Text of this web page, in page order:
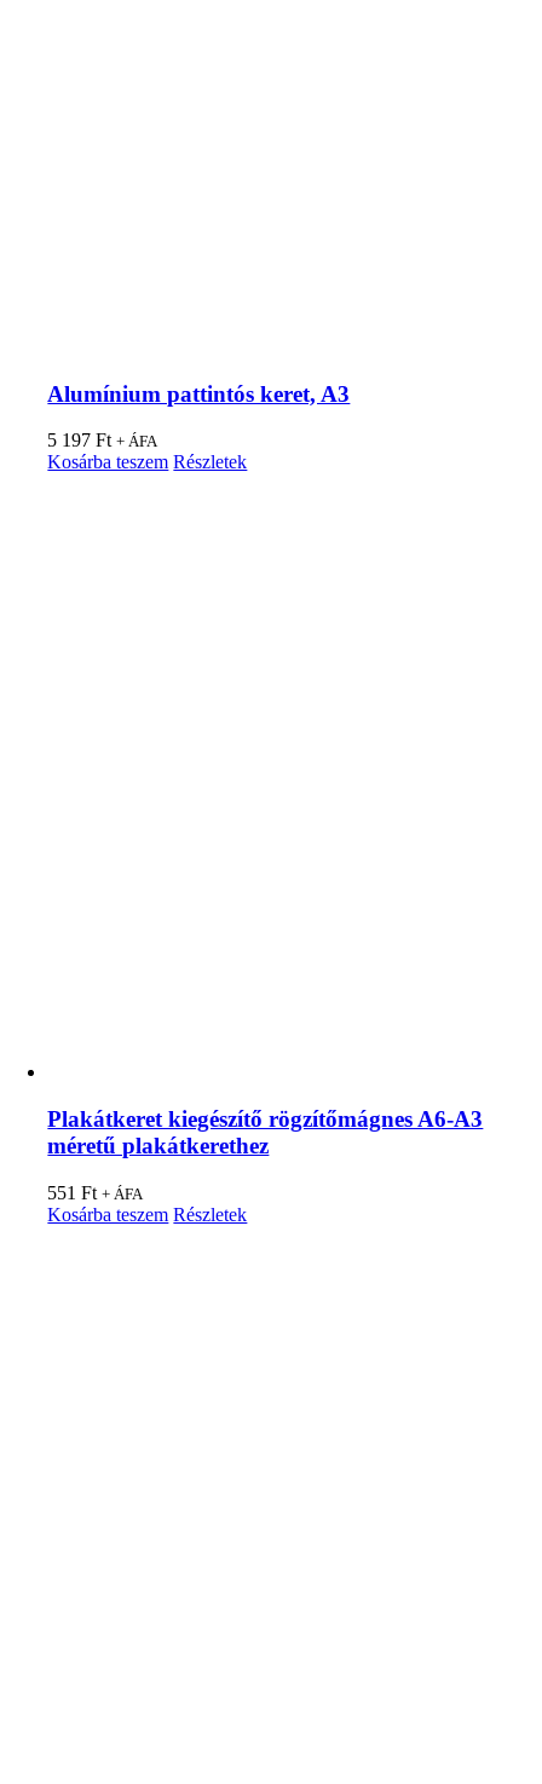
Alumínium pattintós keret, A3
5 197Ft + ÁFA
Kosárba teszem Részletek
Plakátkeret kiegészítő rögzítőmágnes A6-A3
méretű plakátkerethez
551Ft + ÁFA
Kosárba teszem Részletek